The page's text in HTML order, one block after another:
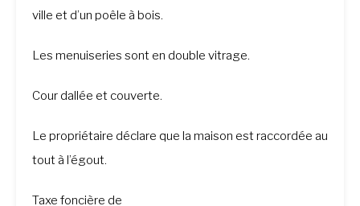
ville et d’un poêle à bois.
Les menuiseries sont en double vitrage.
Cour dallée et couverte.
Le propriétaire déclare que la maison est raccordée au
tout à l’égout.
Taxe foncière de